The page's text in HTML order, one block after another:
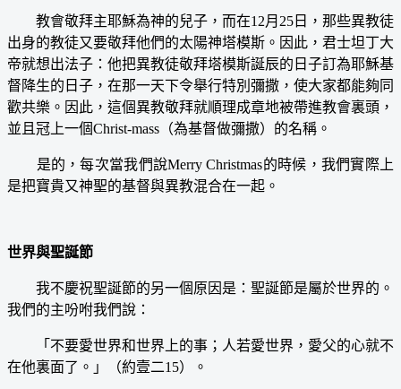
教會敬拜主耶穌為神的兒子，而在12月25日，那些異教徒
出身的教徒又要敬拜他們的太陽神塔模斯。因此，君士坦丁大
帝就想出法子：他把異教徒敬拜塔模斯誕辰的日子訂為耶穌基
督降生的日子，在那一天下令舉行特別彌撒，使大家都能夠同
歡共樂。因此，這個異教敬拜就順理成章地被帶進教會裏頭，
並且冠上一個Christ-mass（為基督做彌撒）的名稱。
是的，每次當我們說Merry Christmas的時候，我們實際上
是把寶貴又神聖的基督與異教混合在一起。
世界與聖誕節
我不慶祝聖誕節的另一個原因是：聖誕節是屬於世界的。
我們的主吩咐我們說：
「不要愛世界和世界上的事；人若愛世界，愛父的心就不
在他裏面了。」（約壹二15）。